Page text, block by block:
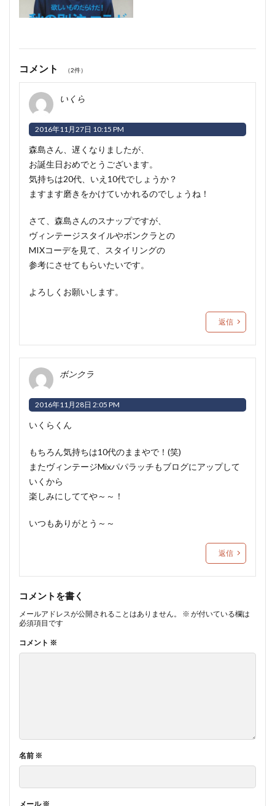
コメント （2件）
いくら
2016年11月27日 10:15 PM
森島さん、遅くなりましたが、
お誕生日おめでとうございます。
気持ちは20代、いえ10代でしょうか？
ますます磨きをかけていかれるのでしょうね！
さて、森島さんのスナップですが、
ヴィンテージスタイルやボンクラとの
MIXコーデを見て、スタイリングの
参考にさせてもらいたいです。
よろしくお願いします。
返信
ボンクラ
2016年11月28日 2:05 PM
いくらくん
もちろん気持ちは10代のままやで！(笑)
またヴィンテージMixパパラッチもブログにアップして
いくから
楽しみにしててや～～！
いつもありがとう～～
返信
コメントを書く
メールアドレスが公開されることはありません。 ※ が付いている欄は
必須項目です
コメント ※
名前 ※
メール※